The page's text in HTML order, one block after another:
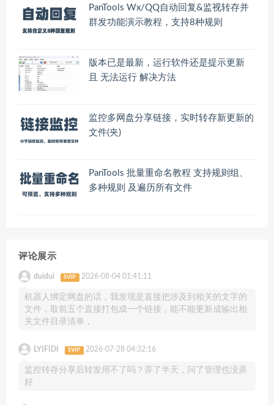
PanTools Wx/QQ自动回复&监视转存并
群发功能演示教程，支持8种规则
版本已是最新，运行软件还是提示更新
且 无法运行 解决方法
监控多网盘分享链接，实时转存新更新的
文件(夹)
PanTools 批量重命名教程 支持规则组、
多种规则 及遍历所有文件
评论展示
duidui SVIP 2026-08-04 01:41:11
机器人绑定网盘的话，我发现是直接把涉及到相关的文字的
文件，取前五个直接打包成一个链接，能不能更新成输出相
关文件目录清单，
LYIFIDI SVIP 2026-07-28 04:32:16
监控转存分享后转发用不了吗？弄了半天，问了管理也没弄
好